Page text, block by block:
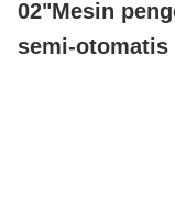
02"Mesin
semi-otomatis